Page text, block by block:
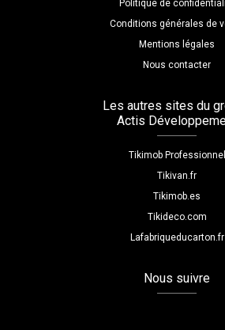
Politique de
Conditions générales de
Mentions légales
Nous contacter
Les autres sites du
Actis
Tikimob Professionnel
Tikivan.fr
Tikimob.es
Tikideco.com
Lafabriqueducarton.fr
Nous suivre